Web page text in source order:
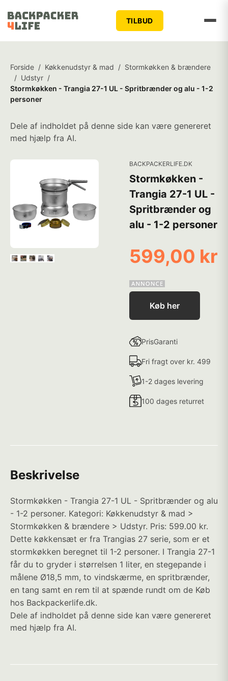
TILBUD
Forside / Køkkenudstyr & mad / Stormkøkken & brændere
/ Udstyr /
Stormkøkken - Trangia 27-1 UL - Spritbrænder og alu - 1-2
personer
Dele af indholdet på denne side kan være genereret
med hjælp fra AI.
BACKPACKERLIFE.DK
Stormkøkken -
Trangia 27-1 UL -
Spritbrænder og
alu - 1-2 personer
599,00 kr
Køb her
PrisGaranti
Fri fragt over kr. 499
1-2 dages levering
100 dages returret
Beskrivelse
Stormkøkken - Trangia 27-1 UL - Spritbrænder og alu
- 1-2 personer. Kategori: Køkkenudstyr & mad >
Stormkøkken & brændere > Udstyr. Pris: 599.00 kr.
Dette køkkensæt er fra Trangias 27 serie, som er et
stormkøkken beregnet til 1-2 personer. I Trangia 27-1
får du to gryder i størrelsen 1 liter, en stegepande i
målene Ø18,5 mm, to vindskærme, en spritbrænder,
en tang samt en rem til at spænde rundt om de Køb
hos Backpackerlife.dk.
Dele af indholdet på denne side kan være genereret
med hjælp fra AI.